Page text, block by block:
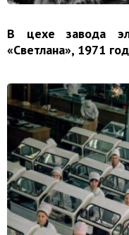
В цехе завода
«Светлана», 1971